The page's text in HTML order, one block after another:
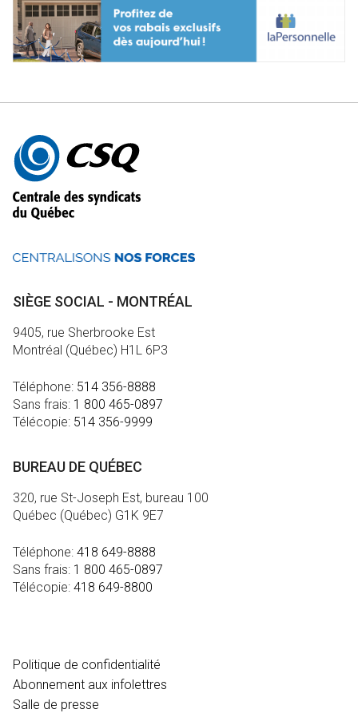
Autres
informations
SIÈGE SOCIAL - MONTRÉAL
9405, rue Sherbrooke Est
Montréal (Québec) H1L 6P3
Téléphone: 514 356-8888
Sans frais: 1 800 465-0897
Télécopie: 514 356-9999
BUREAU DE QUÉBEC
320, rue St-Joseph Est, bureau 100
Québec (Québec) G1K 9E7
Téléphone: 418 649-8888
Sans frais: 1 800 465-0897
Télécopie: 418 649-8800
Politique de confidentialité
Abonnement aux infolettres
Salle de presse